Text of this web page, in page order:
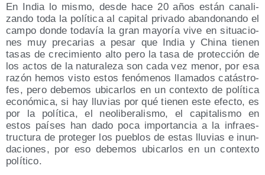
En India lo mis­mo, des­de hace 20 años están cana­li­
zan­do toda la polí­ti­ca al capi­tal pri­va­do aban­do­nan­do el
cam­po don­de toda­vía la gran mayo­ría vive en situa­cio­
nes muy pre­ca­rias a pesar que India y Chi­na tie­nen
tasas de cre­ci­mien­to alto pero la tasa de pro­tec­ción de
los actos de la natu­ra­le­za son cada vez menor, por esa
razón hemos vis­to estos fenó­me­nos lla­ma­dos catás­tro­
fes, pero debe­mos ubi­car­los en un con­tex­to de polí­ti­ca
eco­nó­mi­ca, si hay llu­vias por qué tie­nen este efec­to, es
por la polí­ti­ca, el neo­li­be­ra­lis­mo, el capi­ta­lis­mo en
estos paí­ses han dado poca impor­tan­cia a la infra­es­
truc­tu­ra de pro­te­ger los pue­blos de estas llu­vias e inun­
da­cio­nes, por eso debe­mos ubi­car­los en un con­tex­to
político.